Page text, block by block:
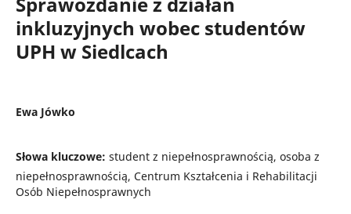
inkluzyjnych wobec studentów
UPH w Siedlcach
Ewa Jówko
Słowa kluczowe: student z niepełnosprawnością, osoba z
niepełnosprawnością, Centrum Kształcenia i Rehabilitacji
Osób Niepełnosprawnych